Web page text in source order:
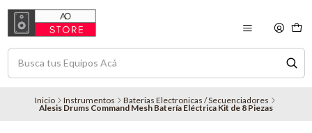
Inicio Instrumentos Baterias Electronicas / Secuenciadores
Alesis Drums Command Mesh Batería Eléctrica Kit de 8 Piezas